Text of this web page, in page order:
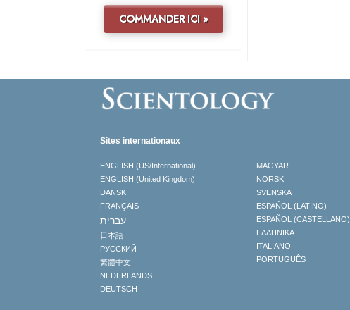
COMMANDER ICI »
Sites internationaux
ENGLISH (US/International)
ENGLISH (United Kingdom)
DANSK
FRANÇAIS
עברית
日本語
РУССКИЙ
繁體中文
NEDERLANDS
DEUTSCH
MAGYAR
NORSK
SVENSKA
ESPAÑOL (LATINO)
ESPAÑOL (CASTELLANO)
ΕΛΛΗΝΙΚA
ITALIANO
PORTUGUÊS